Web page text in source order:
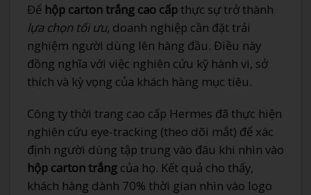
Để hộp carton trắng cao cấp thực sự trở thành
lựa chọn tối ưu, doanh nghiệp cần đặt trải
nghiệm người dùng lên hàng đầu. Điều này
đồng nghĩa với việc nghiên cứu kỹ hành vi, sở
thích và kỳ vọng của khách hàng mục tiêu.
Công ty thời trang cao cấp Hermes đã thực hiện
nghiên cứu eye-tracking (theo dõi mắt) để xác
định người dùng tập trung vào đâu khi nhìn vào
hộp carton trắng của họ. Kết quả cho thấy,
khách hàng dành 70% thời gian nhìn vào logo